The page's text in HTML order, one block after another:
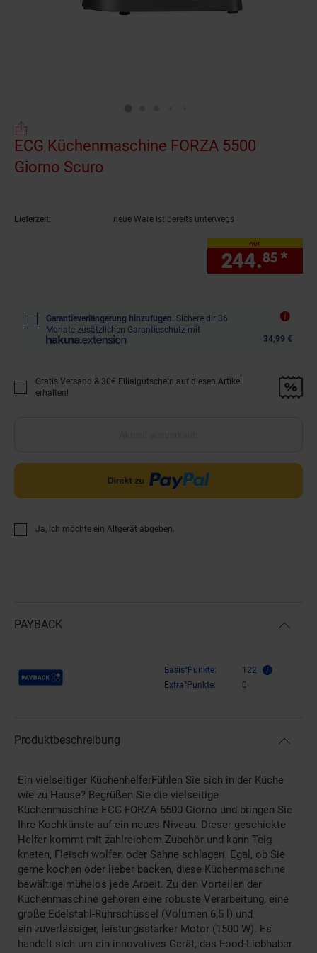
ECG Küchenmaschine FORZA 5500
Giorno Scuro
Lieferzeit: neue Ware ist bereits unterwegs
nur
244.85 *
Garantieverlängerung hinzufügen. Sichere dir 36
Monate zusätzlichen Garantieschutz mit
34,99 €
Promotion "Gratis Versand &amp; 30€ Filialgutschein auf diesen Artikel
Gratis Versand & 30€ Filialgutschein auf diesen Artikel
erhalten!
Ja, ich möchte ein Altgerät abgeben.
PAYBACK
Payback Punkte Basis°Punkte:
122
Extra°Punkte:
0
Produktbeschreibung
Ein vielseitiger KüchenhelferFühlen Sie sich in der Küche
wie zu Hause? Begrüßen Sie die vielseitige
Küchenmaschine ECG FORZA 5500 Giorno und bringen Sie
Ihre Kochkünste auf ein neues Niveau. Dieser geschickte
Helfer kommt mit zahlreichem Zubehör und kann Teig
kneten, Fleisch wolfen oder Sahne schlagen. Egal, ob Sie
gerne kochen oder lieber backen, diese Küchenmaschine
bewältige mühelos jede Arbeit. Zu den Vorteilen der
Küchenmaschine gehören eine robuste Verarbeitung, eine
große Edelstahl-Rührschüssel (Volumen 6,5 l) und
ein zuverlässiger, leistungsstarker Motor (1500 W). Es
handelt sich um ein innovatives Gerät, das Food-Liebhaber